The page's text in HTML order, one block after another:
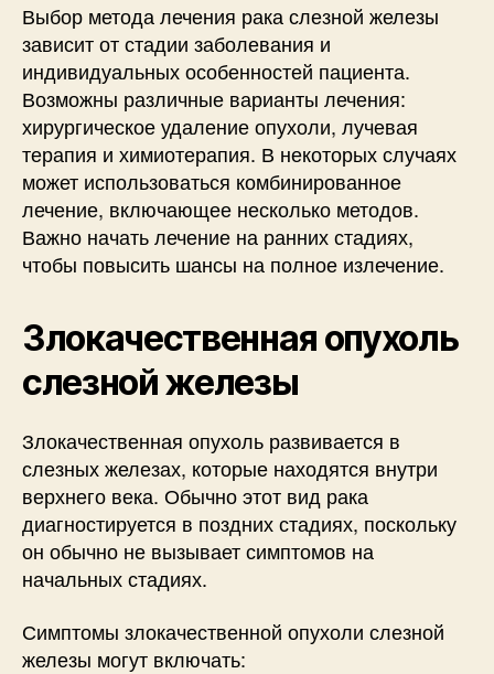
Выбор метода лечения рака слезной железы
зависит от стадии заболевания и
индивидуальных особенностей пациента.
Возможны различные варианты лечения:
хирургическое удаление опухоли, лучевая
терапия и химиотерапия. В некоторых случаях
может использоваться комбинированное
лечение, включающее несколько методов.
Важно начать лечение на ранних стадиях,
чтобы повысить шансы на полное излечение.
Злокачественная опухоль
слезной железы
Злокачественная опухоль развивается в
слезных железах, которые находятся внутри
верхнего века. Обычно этот вид рака
диагностируется в поздних стадиях, поскольку
он обычно не вызывает симптомов на
начальных стадиях.
Симптомы злокачественной опухоли слезной
железы могут включать: